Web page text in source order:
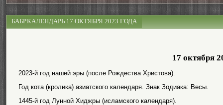
БАБР.КАЛЕНДАРЬ 17 ОКТЯБРЯ 2023 ГОДА
17 октября
2023-й год нашей эры (после Рождества Христова).
Год кота (кролика) азиатского календаря. Знак Зодиака: Весы.
1445-й год Лунной Хиджры (исламского календаря).